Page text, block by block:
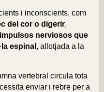
i inconscients, com
del cor o digerir,
nerviosos que
espinal , allotjada a la
vertebral circula tota
enviar i rebre per a